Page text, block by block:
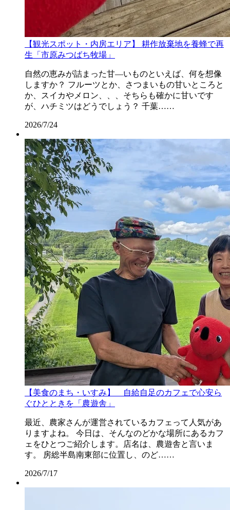
【観光スポット・内房エリア】 耕作放棄地を養蜂で再
生「市原みつばち牧場」
自然の恵みが詰まった甘―いものといえば、何を想像
しますか？ フルーツとか、さつまいもの甘いところと
か、スイカやメロン、、、そちらも確かに甘いです
が、ハチミツはどうでしょう？ 千葉……
2026/7/24
【美食のまち・いすみ】 自給自足のカフェで心安ら
ぐひとときを「農遊舎」
最近、農家さんが運営されているカフェって人気があ
りますよね。 今日は、そんなのどかな場所にあるカフ
ェをひとつご紹介します。店名は、農遊舎と言いま
す。 房総半島南東部に位置し、のど……
2026/7/17